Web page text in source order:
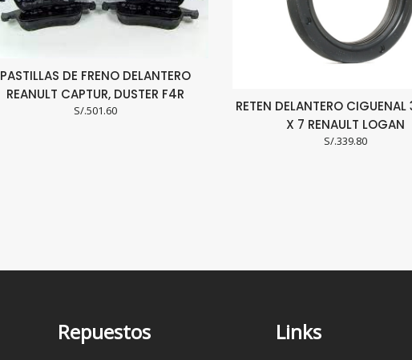
PASTILLAS DE FRENO DELANTERO
REANULT CAPTUR, DUSTER F4R
S/.501.60
RETEN DELANTERO
X 7 RENAULT LOGAN
S/.339.80
Repuestos Links